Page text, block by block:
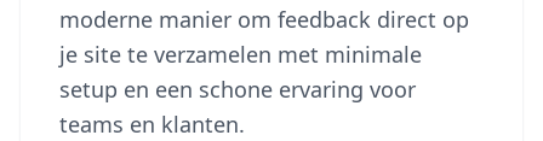
moderne manier om feedback direct op
je site te verzamelen met minimale
setup en een schone ervaring voor
teams en klanten.